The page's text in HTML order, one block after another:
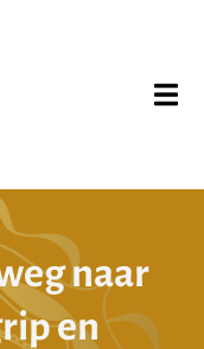
naar
en